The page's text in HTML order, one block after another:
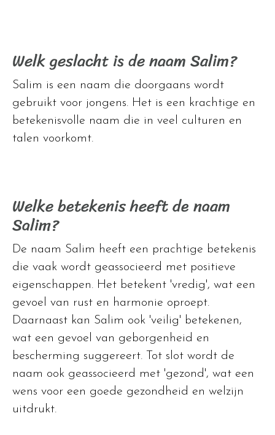
Welk geslacht is de naam Salim?
Salim is een naam die doorgaans wordt
gebruikt voor jongens. Het is een krachtige en
betekenisvolle naam die in veel culturen en
talen voorkomt.
Welke betekenis heeft de naam
Salim?
De naam Salim heeft een prachtige betekenis
die vaak wordt geassocieerd met positieve
eigenschappen. Het betekent 'vredig', wat een
gevoel van rust en harmonie oproept.
Daarnaast kan Salim ook 'veilig' betekenen,
wat een gevoel van geborgenheid en
bescherming suggereert. Tot slot wordt de
naam ook geassocieerd met 'gezond', wat een
wens voor een goede gezondheid en welzijn
uitdrukt.